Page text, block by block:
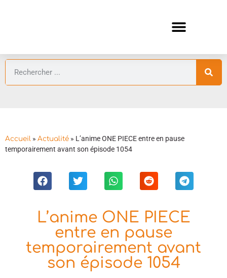
Accueil » Actualité » L’anime ONE PIECE entre en pause
temporairement avant son épisode 1054
L’anime ONE PIECE
entre en pause
temporairement avant
son épisode 1054